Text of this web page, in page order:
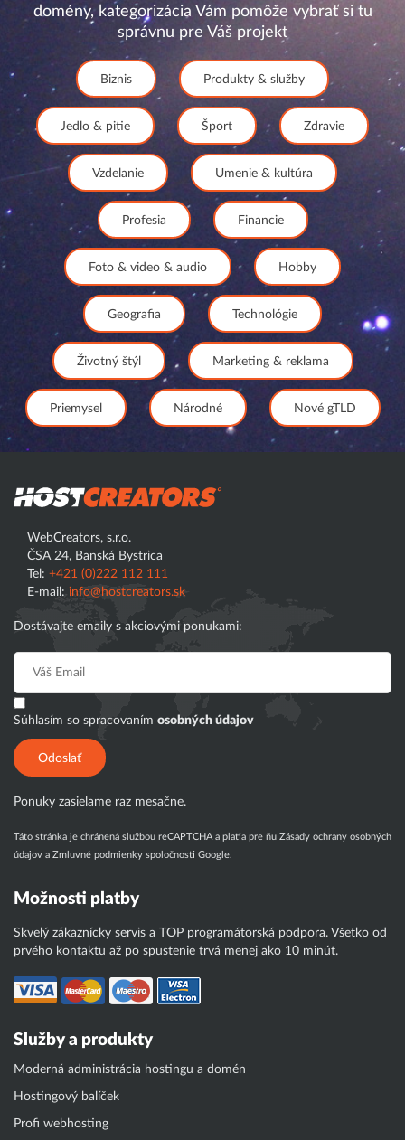
domény, kategorizácia Vám pomôže vybrať si tu
správnu pre Váš projekt
Biznis Produkty & služby
Jedlo & pitie Šport Zdravie
Vzdelanie Umenie & kultúra
Profesia Financie
Foto & video & audio Hobby
Geografia Technológie
Životný štýl Marketing & reklama
Priemysel Národné Nové gTLD
WebCreators, s.r.o.
ČSA 24, Banská Bystrica
Tel: +421 (0)222 112 111
E-mail: info@hostcreators.sk
Dostávajte emaily s akciovými ponukami:
Súhlasím so spracovaním osobných údajov
Odoslať
Ponuky zasielame raz mesačne.
Táto stránka je chránená službou reCAPTCHA a platia pre ňu Zásady ochrany osobných
údajov a Zmluvné podmienky spoločnosti Google.
Možnosti platby
Skvelý zákaznícky servis a TOP programátorská podpora. Všetko od
prvého kontaktu až po spustenie trvá menej ako 10 minút.
Služby a produkty
Moderná administrácia hostingu a domén
Hostingový balíček
Profi webhosting